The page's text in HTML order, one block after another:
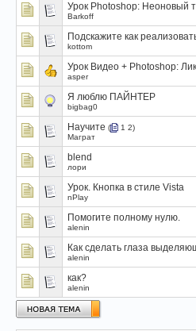
Урок Photoshop: Неоновый
Barkoff
Подскажите как
kottom
Урок Видео + Photoshop:
asper
Я люблю ПАЙНТЕР
bigbag0
Научите ( 1 2)
Маграт
blend
лори
Урок. Кнопка в стиле Vista
nPlay
Помогите полному нулю.
alenin
Как cделать глаза
alenin
как?
alenin